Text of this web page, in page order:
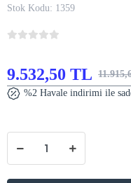
Stok Kodu: 1359
9.532,50 TL
%2 Havale indirimi ile